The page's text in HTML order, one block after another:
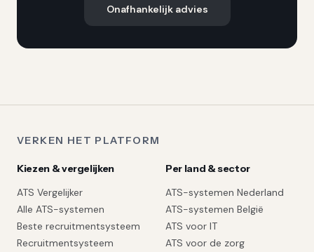
Onafhankelijk advies
VERKEN HET PLATFORM
Kiezen & vergelijken
ATS Vergelijker
Alle ATS-systemen
Beste recruitmentsysteem
Recruitmentsysteem
Per land & sector
ATS-systemen Nederland
ATS-systemen België
ATS voor IT
ATS voor de zorg